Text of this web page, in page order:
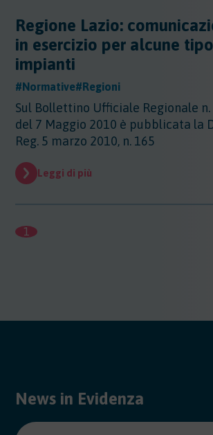
Regione Lazio:
in esercizio per alcune
impianti
#Normative#Regioni
Sul Bollettino Ufficiale Regionale n.
del 7 Maggio 2010 è pubblicata la
Reg. 5 marzo 2010, n. 165
Leggi di più
1
News in Evidenza